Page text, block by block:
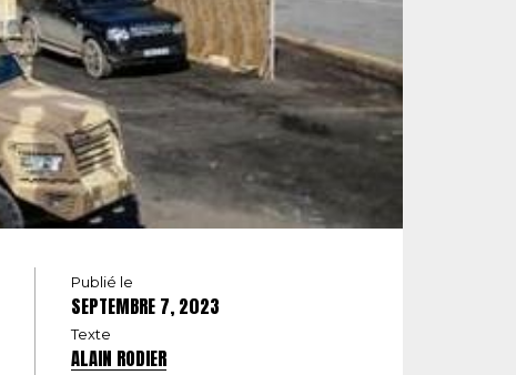
Publié le
SEPTEMBRE 7, 2023
Texte
ALAIN RODIER